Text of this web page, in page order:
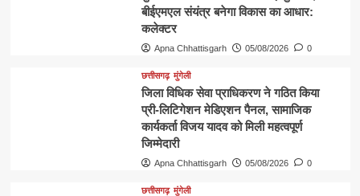
बीईएमएल संयंत्र बनेगा विकास का आधार:
कलेक्टर
Apna Chhattisgarh 05/08/2026 0
छत्तीसगढ़ मुंगेली
जिला विधिक सेवा प्राधिकरण ने गठित किया
प्री-लिटिगेशन मेडिएशन पैनल, सामाजिक
कार्यकर्ता विजय यादव को मिली महत्वपूर्ण
जिम्मेदारी
Apna Chhattisgarh 05/08/2026 0
छत्तीसगढ़ मुंगेली